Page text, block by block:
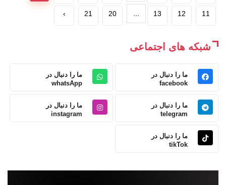
11
12
13
...
20
21
›
شبکه های اجتماعی
ما را دنبال در
facebook
ما را دنبال در
whatsApp
ما را دنبال در
telegram
ما را دنبال در
instagram
ما را دنبال در
tikTok